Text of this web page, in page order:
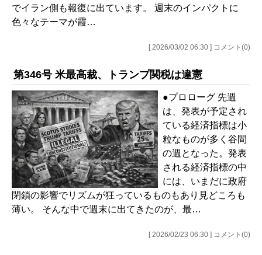
でイラン側も報復に出ています。 週末のインパクトに
色々なテーマが霞…
[ 2026/03/02 06:30 ] コメント(0)
第346号 米最高裁、トランプ関税は違憲
●プロローグ 先週
は、発表が予定され
ている経済指標は小
粒なものが多く谷間
の週となった。発表
される経済指標の中
には、いまだに政府
閉鎖の影響でリズムが狂っているものもあり見どころも
薄い。 そんな中で週末に出てきたのが、最…
[ 2026/02/23 06:30 ] コメント(0)